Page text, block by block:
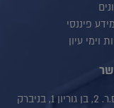
פיננסי
וימי עיון